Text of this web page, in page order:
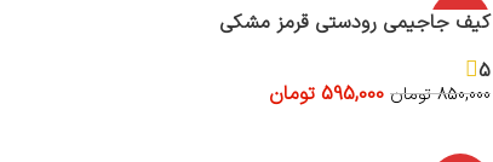
-30%
کیف جاجیمی رودستی قرمز مشکی
5
850,000 تومان 595,000 تومان